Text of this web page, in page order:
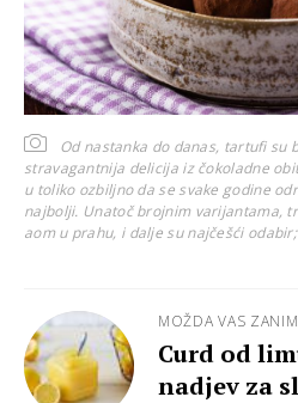
Od nastanka do danas, tartufi su
stravagantnija delicija iz čokoladne
u toliko ozbiljno da se svake godine
najbolji. Unatoč brojnim varijantama,
aom u prahu, i dalje su najčešći
MOŽDA VAS
Curd od
nadjev za